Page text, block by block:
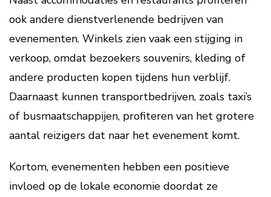
ook andere dienstverlenende bedrijven van
evenementen. Winkels zien vaak een stijging in
verkoop, omdat bezoekers souvenirs, kleding of
andere producten kopen tijdens hun verblijf.
Daarnaast kunnen transportbedrijven, zoals taxi’s
of busmaatschappijen, profiteren van het grotere
aantal reizigers dat naar het evenement komt.
Kortom, evenementen hebben een positieve
invloed op de lokale economie doordat ze